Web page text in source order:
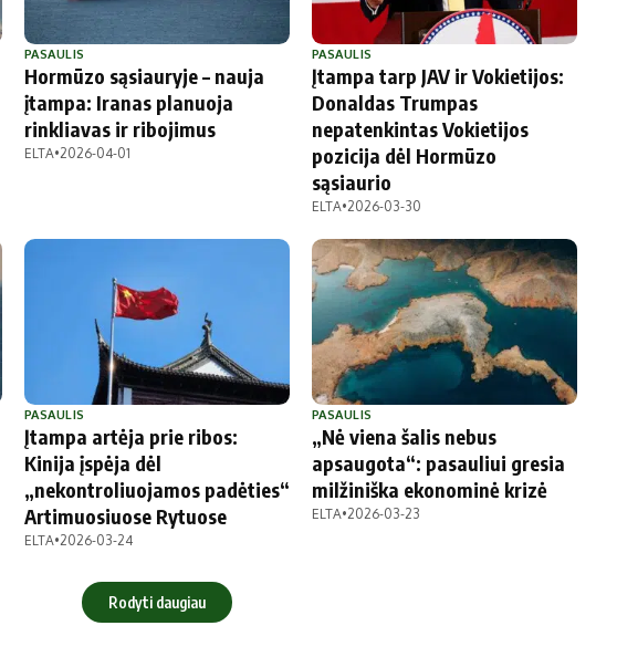
PASAULIS
Hormūzo sąsiauryje – nauja
įtampa: Iranas planuoja
rinkliavas ir ribojimus
ELTA•2026-04-01
PASAULIS
Įtampa tarp JAV ir Vokietijos:
Donaldas Trumpas
nepatenkintas Vokietijos
pozicija dėl Hormūzo
sąsiaurio
ELTA•2026-03-30
PASAULIS
Įtampa artėja prie ribos:
Kinija įspėja dėl
„nekontroliuojamos padėties“
Artimuosiuose Rytuose
ELTA•2026-03-24
PASAULIS
„Nė viena šalis nebus
apsaugota“: pasauliui gresia
milžiniška ekonominė krizė
ELTA•2026-03-23
Rodyti daugiau